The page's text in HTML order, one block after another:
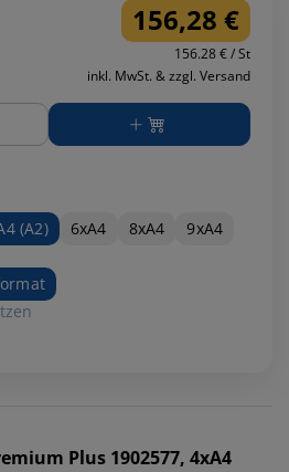
156,28 €
156.28 € / St
inkl. MwSt. & zzgl. Versand
(A2) 6xA4 8xA4
9xA4
Plus 1902577, 4xA4